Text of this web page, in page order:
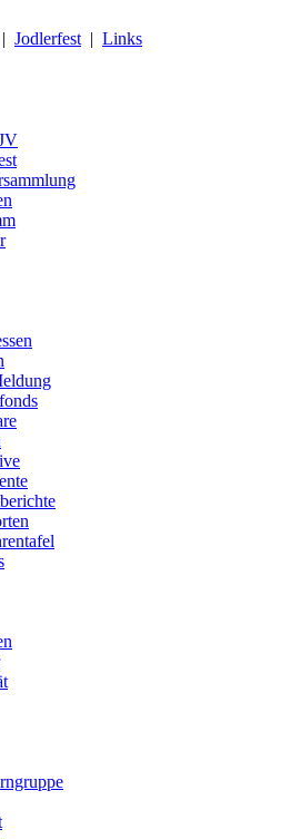
| Jodlerfest | Links